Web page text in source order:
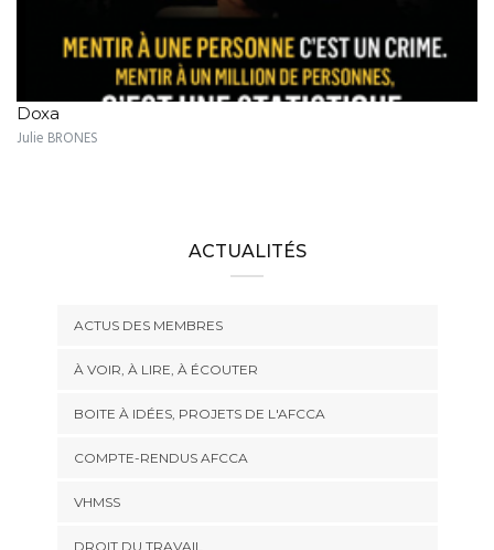
Doxa
Julie BRONES
ACTUALITÉS
ACTUS DES MEMBRES
À VOIR, À LIRE, À ÉCOUTER
BOITE À IDÉES, PROJETS DE L'AFCCA
COMPTE-RENDUS AFCCA
VHMSS
DROIT DU TRAVAIL